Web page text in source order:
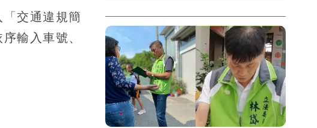
「交通違規簡
輸入車號、
勢。